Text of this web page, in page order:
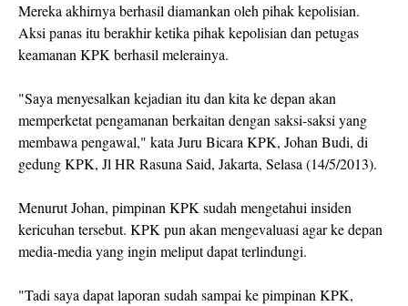
Mereka akhirnya berhasil diamankan oleh pihak kepolisian.
Aksi panas itu berakhir ketika pihak kepolisian dan petugas
keamanan KPK berhasil melerainya.
"Saya menyesalkan kejadian itu dan kita ke depan akan
memperketat pengamanan berkaitan dengan saksi-saksi yang
membawa pengawal," kata Juru Bicara KPK, Johan Budi, di
gedung KPK, Jl HR Rasuna Said, Jakarta, Selasa (14/5/2013).
Menurut Johan, pimpinan KPK sudah mengetahui insiden
kericuhan tersebut. KPK pun akan mengevaluasi agar ke depan
media-media yang ingin meliput dapat terlindungi.
"Tadi saya dapat laporan sudah sampai ke pimpinan KPK,